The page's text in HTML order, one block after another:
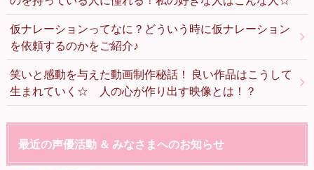
仮ナレーションってなに？どういう時に仮ナレーション
を依頼するのかをご紹介♪
笑いと感動を与えた動画制作秘話！ 良い作品はこうして
生まれていく☆ 人の心が作り出す映像とは！？
最近の声優活動 ＆ みなさまへのお知らせ